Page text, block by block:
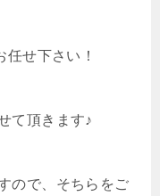
せ下さい！
て頂きます♪
ので、そちらをご